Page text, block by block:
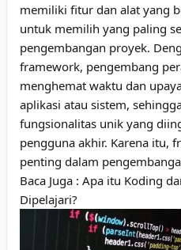
memiliki fitur dan alat yang
untuk memilih yang paling
pengembangan proyek.
framework, pengembang
menghemat waktu dan
aplikasi atau sistem,
fungsionalitas unik yang
pengguna akhir. Karena itu,
penting dalam
Baca Juga : Apa itu Koding
Dipelajari?